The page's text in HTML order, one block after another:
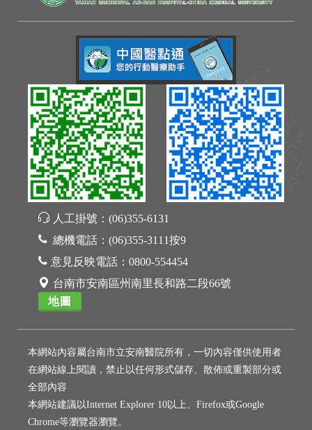
人工掛號： (06)355-6131
總機電話： (06)355-3111按9
意見反映電話： 0800-554454
台南市安南區州南里長和路二段66號
地圖
本網站內容屬台南市立安南醫院所有，一切內容僅供使用者
在網站線上閱讀，禁止以任何形式儲存、散佈或重製部分或
全部內容
本網站建議以Internet Explorer 10以上、Firefox或Google
Chrome等瀏覽器瀏覽。